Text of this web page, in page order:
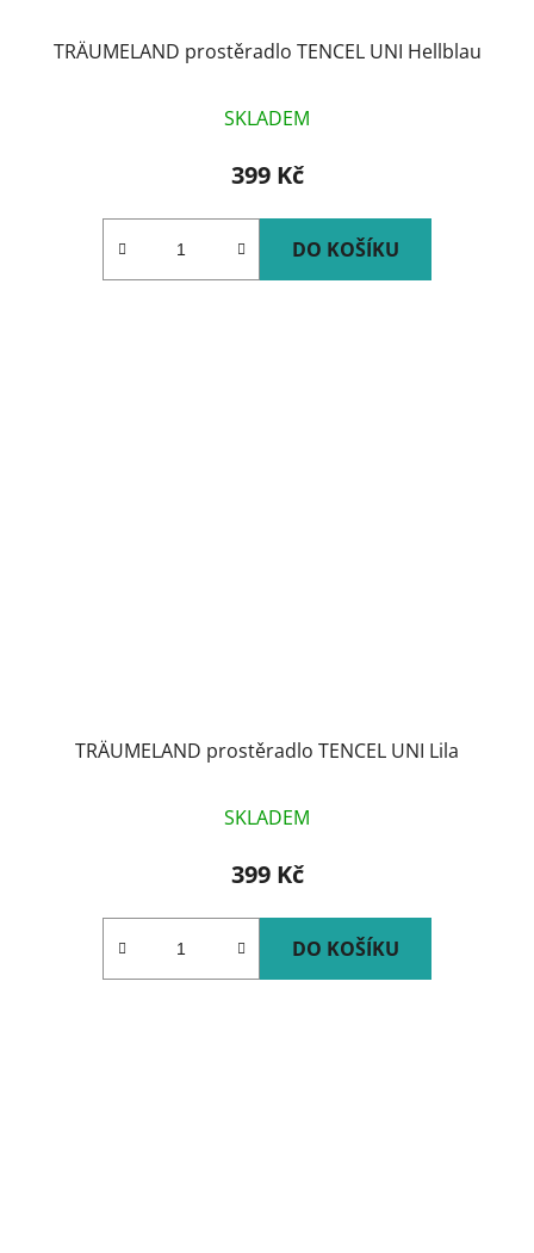
TRÄUMELAND prostěradlo TENCEL UNI Hellblau
SKLADEM
399 Kč
DO KOŠÍKU
TRÄUMELAND prostěradlo TENCEL UNI Lila
SKLADEM
399 Kč
DO KOŠÍKU